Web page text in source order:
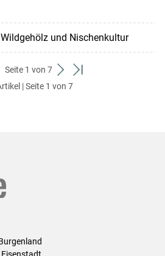
und Nischenkultur
Seite 1 von 7
weiter
zum
zum
| Seite 1 von 7